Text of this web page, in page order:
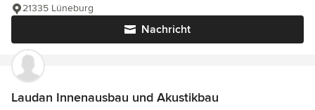
Nachricht
21335 Lüneburg
Laudan Innenausbau und Akustikbau